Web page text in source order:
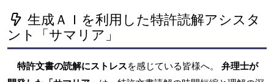
生成ＡＩを利用した特許読解アシスタ
ント「サマリア」
特許文書の読解にストレスを感じている皆様へ。 弁理士が